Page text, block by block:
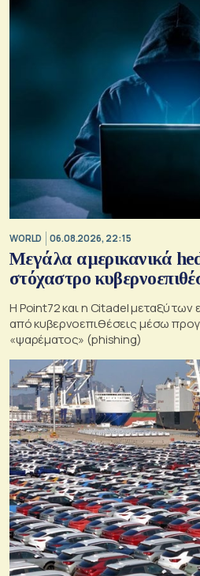
WORLD 06.08.2026, 22:15
Μεγάλα αμερικανικά
στόχαστρο
Η Point72 και η Citadel μεταξύ των
από κυβερνοεπιθέσεις μέσω
«ψαρέματος» (phishing)